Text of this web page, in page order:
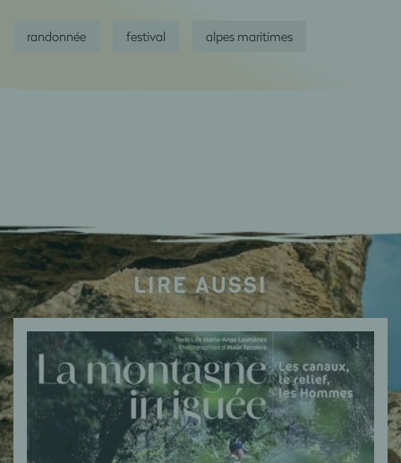
randonnée festival alpes maritimes
LIRE AUSSI